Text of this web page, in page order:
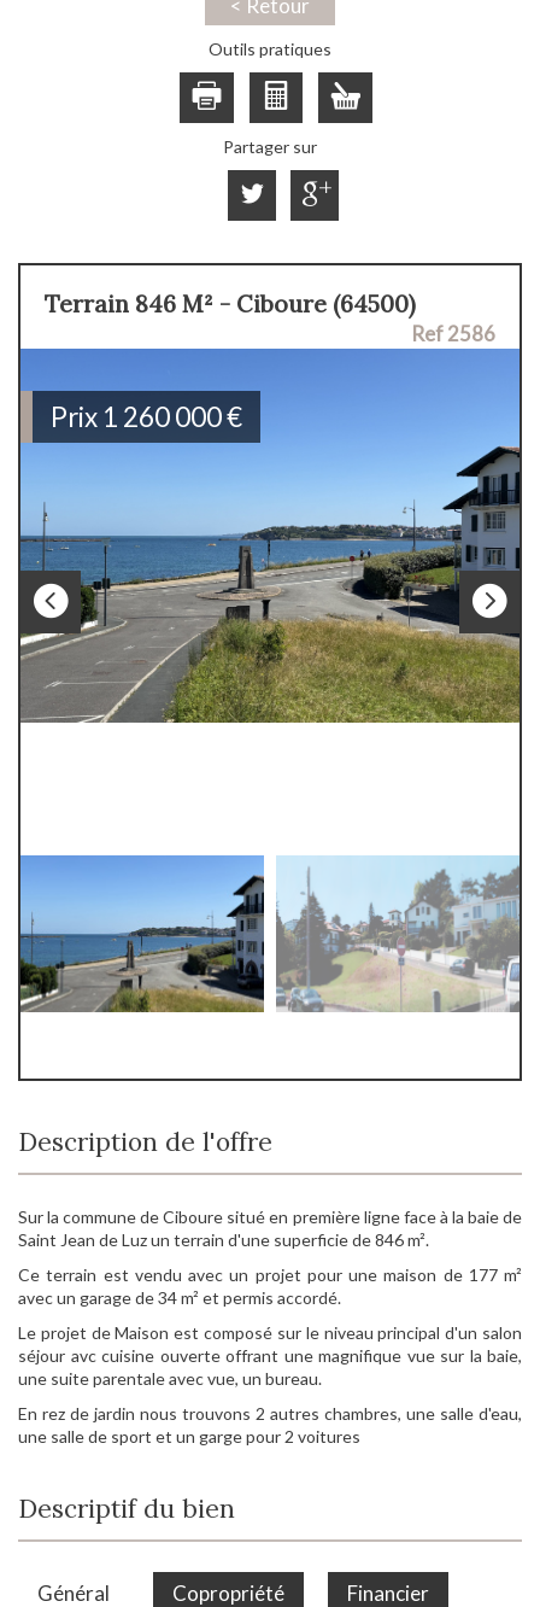
Outils pratiques
Partager sur
Terrain 846 M² - Ciboure (64500)
Ref 2586
Prix 1 260 000€
Description de l'offre
Sur la commune de Ciboure situé en première ligne face à la baie de
Saint Jean de Luz un terrain d'une superficie de 846 m².
Ce terrain est vendu avec un projet pour une maison de 177 m²
avec un garage de 34 m² et permis accordé.
Le projet de Maison est composé sur le niveau principal d'un salon
séjour avc cuisine ouverte offrant une magnifique vue sur la baie,
une suite parentale avec vue, un bureau.
En rez de jardin nous trouvons 2 autres chambres, une salle d'eau,
une salle de sport et un garge pour 2 voitures
Descriptif du bien
Général Copropriété Financier